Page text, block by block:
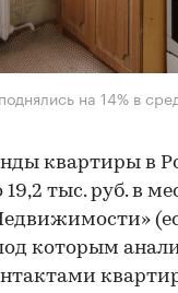
на 14% в
квартиры в
тыс. руб. в
которым